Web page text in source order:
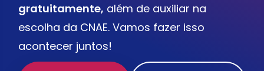
gratuitamente, além de auxiliar na
escolha da CNAE. Vamos fazer isso
acontecer juntos!